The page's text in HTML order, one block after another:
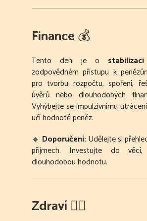
Finance💰
Tento den je o
zodpovědném přístupu k
pro tvorbu rozpočtu, spoření,
úvěrů nebo dlouhodobých
Vyhýbejte se impulzivnímu
učí hodnotě peněz.
🔹 Doporučení: Udělejte si
příjmech. Investujte do
dlouhodobou hodnotu.
Zdraví🏋️‍♂️